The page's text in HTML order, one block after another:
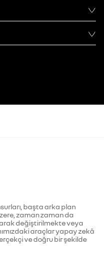
başta arka plan
zaman zaman da
değiştirilmekte veya
araçlar yapay zekâ
ve doğru bir şekilde